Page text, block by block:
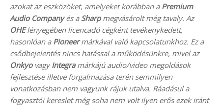
azokat az eszközöket, amelyeket korábban a Premium
Audio Companyés a Sharpmegvásárolt még tavaly. Az
OHElényegében licencadó cégként tevékenykedett,
hasonlóan a Pioneermárkával való kapcsolatunkhoz. Ez a
csődbejelentés nincs hatással a működésünkre, mivel az
OnkyovagyIntegramárkájú audio/video megoldások
fejlesztése illetve forgalmazása terén semmilyen
vonatkozásban nem vagyunk rájuk utalva. Ráadásul a
fogyasztói kereslet még soha nem volt ilyen erős ezek iránt